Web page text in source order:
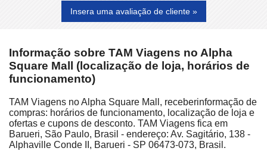
Insera uma avaliação de cliente »
Informação sobre TAM Viagens no Alpha
Square Mall (localização de loja, horários de
funcionamento)
TAM Viagens no Alpha Square Mall, receberinformação de
compras: horários de funcionamento, localização de loja e
ofertas e cupons de desconto. TAM Viagens fica em
Barueri, São Paulo, Brasil - endereço: Av. Sagitário, 138 -
Alphaville Conde II, Barueri - SP 06473-073, Brasil.